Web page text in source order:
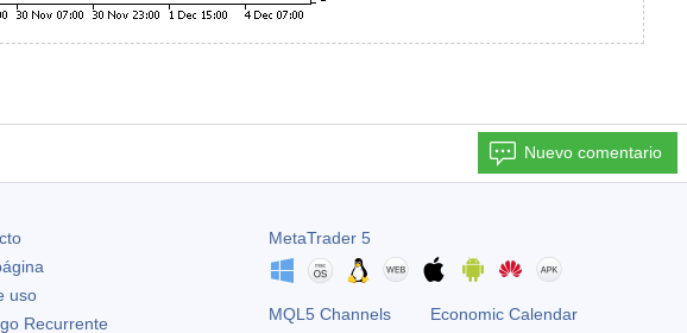
Nuevo comentario
uso
Recurrente
MetaTrader 5
MQL5 Channels Economic Calendar